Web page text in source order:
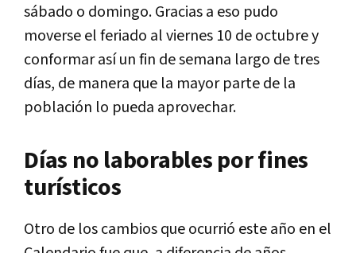
sábado o domingo. Gracias a eso pudo
moverse el feriado al viernes 10 de octubre y
conformar así un fin de semana largo de tres
días, de manera que la mayor parte de la
población lo pueda aprovechar.
Días no laborables por fines
turísticos
Otro de los cambios que ocurrió este año en el